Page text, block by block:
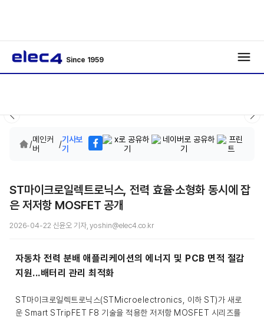
Since 1959
/메인커
버
/기사보
기
ST마이크로일렉트로닉스, 전력 효율·소형화 동시에 잡
은 저저항 MOSFET 공개
2026-04-22 신윤오 기자, yoshin@elec4.co.kr
자동차 전력 분배 애플리케이션의 에너지 및 PCB 면적 절감
지원...배터리 관리 최적화
ST마이크로일렉트로닉스(STMicroelectronics, 이하 ST)가 새로
운 Smart STripFET F8 기술을 적용한 저저항 MOSFET 시리즈를